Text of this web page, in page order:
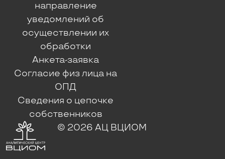
направление
уведомлений об
осуществлении их
обработки
Анкета-заявка
Согласие физ лица на
ОПД
Сведения о цепочке
собственников
© 2026 АЦ ВЦИОМ